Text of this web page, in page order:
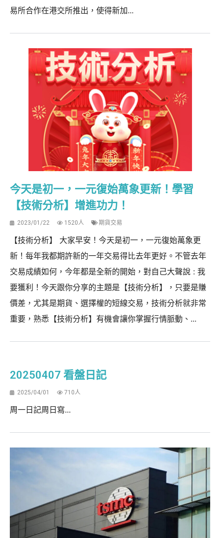
易所合作在港交所推出，使得新加...
今天是初一，一元復始萬象更新！學習
【技術分析】增進功力！
2023/01/22 1520人 期貨交易
【技術分析】 大家早安！今天是初一，一元復始萬象更
新！每年我都期許新的一年交易得比去年更好。不管去年
交易成績如何，今年都是全新的開始，對自己大聲說 : 我
要獲利！今天跟你分享的主題是【技術分析】，只要是賺
價差，尤其是期貨、選擇權的短線交易，技術分析就非常
重要，熟悉【技術分析】有機會讓你掌握行情脈動、...
20250407 看盤日記
2025/04/01 710人
周一日記周日寫...